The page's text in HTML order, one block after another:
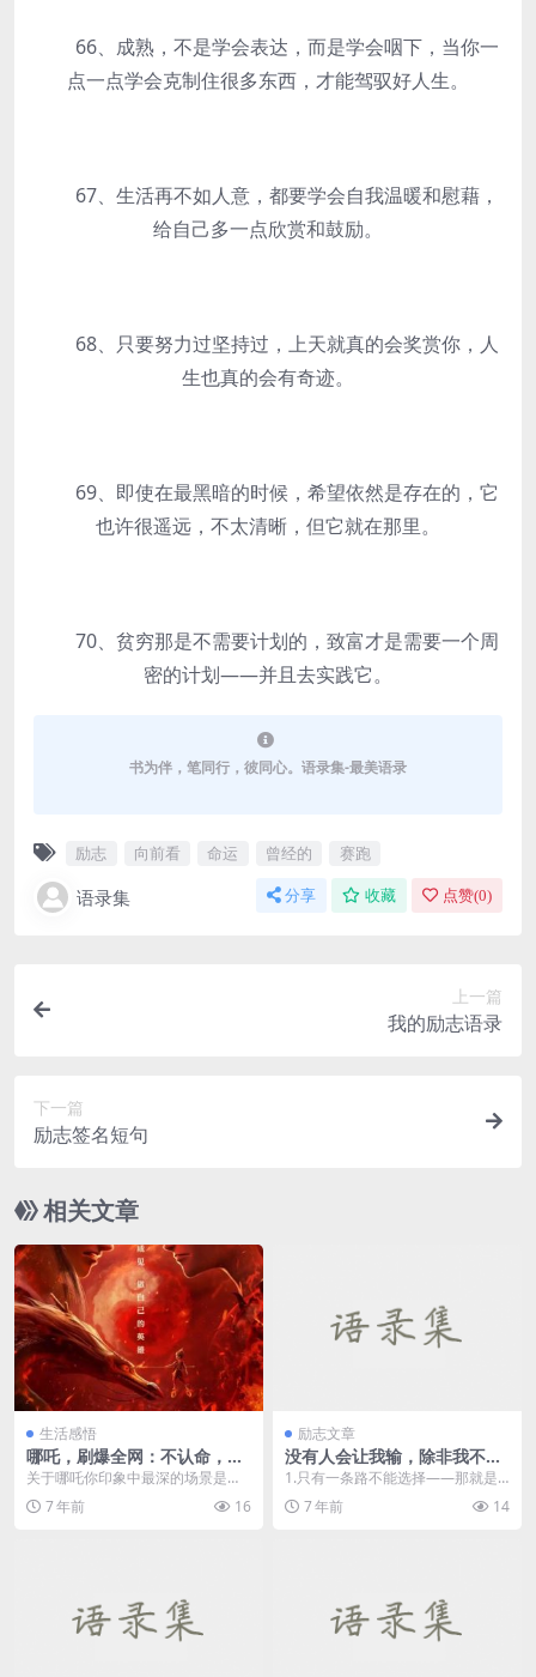
66、成熟，不是学会表达，而是学会咽下，当你一
点一点学会克制住很多东西，才能驾驭好人生。
67、生活再不如人意，都要学会自我温暖和慰藉，
给自己多一点欣赏和鼓励。
68、只要努力过坚持过，上天就真的会奖赏你，人
生也真的会有奇迹。
69、即使在最黑暗的时候，希望依然是存在的，它
也许很遥远，不太清晰，但它就在那里。
70、贫穷那是不需要计划的，致富才是需要一个周
密的计划——并且去实践它。
书为伴，笔同行，彼同心。语录集-最美语录
励志 向前看 命运 曾经的 赛跑
语录集 分享 收藏 点赞(0)
上一篇
我的励志语录
下一篇
励志签名短句
相关文章
生活感悟
哪吒，刷爆全网：不认命，就
是我们的命
关于哪吒你印象中最深的场景是什
么？在我印象中最深的场景不是他
闹东海、抽龙筋、痛打...
7 年前 16
励志文章
没有人会让我输，除非我不想
赢
1.只有一条路不能选择――那就是
放弃。 2.我们要以今天为坐标，畅
想未来几年后的...
7 年前 14